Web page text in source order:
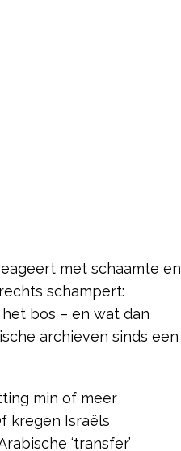
met schaamte en
schampert:
bos – en wat dan
archieven sinds een
min of meer
kregen Israëls
‘transfer’